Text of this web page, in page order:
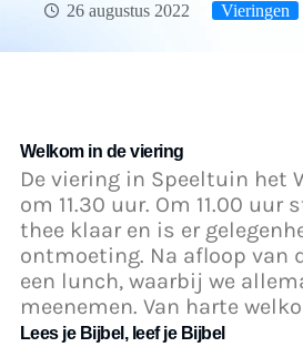
26 augustus 2022
Vieringen
Welkom in de viering
De viering in Speeltuin het
om 11.30 uur. Om 11.00 uur
thee klaar en is er
ontmoeting. Na afloop van
een lunch, waarbij we
meenemen. Van harte
Lees je Bijbel, leef je Bijbel